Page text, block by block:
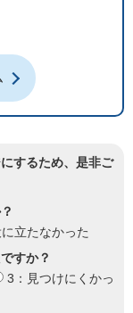
するため、是非ご
立たなかった
すか？
3：見つけにくかっ